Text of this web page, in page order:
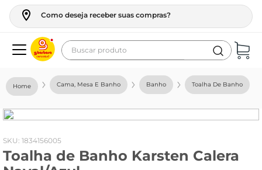
Como deseja receber suas compras?
Buscar produto
Cama, Mesa E Banho Banho Toalha De Banho
: 1834156005
Toalha de Banho Karsten Calera
geladeira
fogao
café